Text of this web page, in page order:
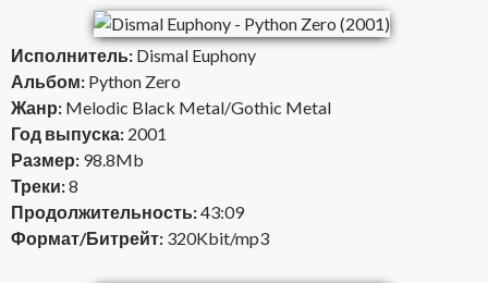
Исполнитель: Dismal Euphony
Альбом: Python Zero
Жанр: Melodic Black Metal/Gothic Metal
Год выпуска: 2001
Размер: 98.8Mb
Треки:8
Продолжительность:43:09
Формат/Битрейт: 320Kbit/mp3